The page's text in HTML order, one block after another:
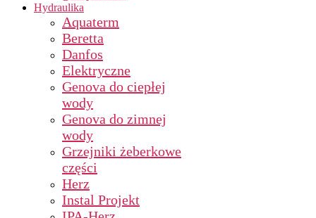
Hydraulika
Aquaterm
Beretta
Danfos
Elektryczne
Genova do ciepłej
wody
Genova do zimnej
wody
Grzejniki żeberkowe
części
Herz
Instal Projekt